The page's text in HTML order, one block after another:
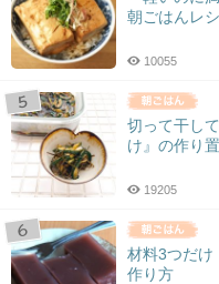
朝ごはんレ
10055
切って干し
け』の作り
19205
材料3つだけ
作り方